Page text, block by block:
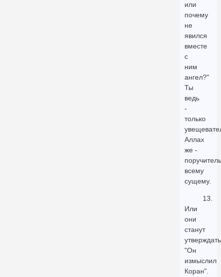
или
почему
не
явился
вместе
с
ним
ангел?"
Ты
ведь
-
только
Аллах
же -
поручитель
всему
сущему.
13.
Или
они
станут
"Он
измыслил
Коран".